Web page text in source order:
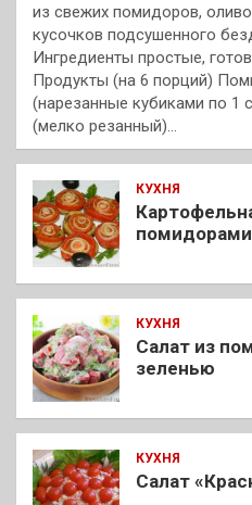
из свежих помидоров,
кусочков подсушенного
Ингредиенты простые,
Продукты (на 6 порций)
(нарезанные кубиками по 1
(мелко резанный)…
КУХНЯ
КУХНЯ
Салат из
зеленью
КУХНЯ
Салат